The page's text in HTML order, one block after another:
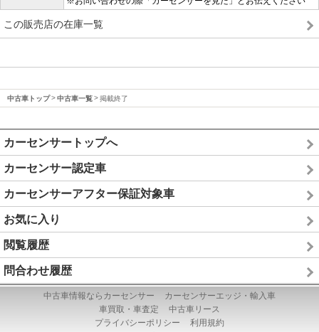
この販売店の在庫一覧
中古車トップ 中古車一覧 掲載終了
カーセンサートップへ
カーセンサー認定車
カーセンサーアフター保証対象車
お気に入り
閲覧履歴
問合わせ履歴
中古車情報ならカーセンサー
カーセンサーエッジ・輸入車
車買取・車査定
中古車リース
プライバシーポリシー
利用規約